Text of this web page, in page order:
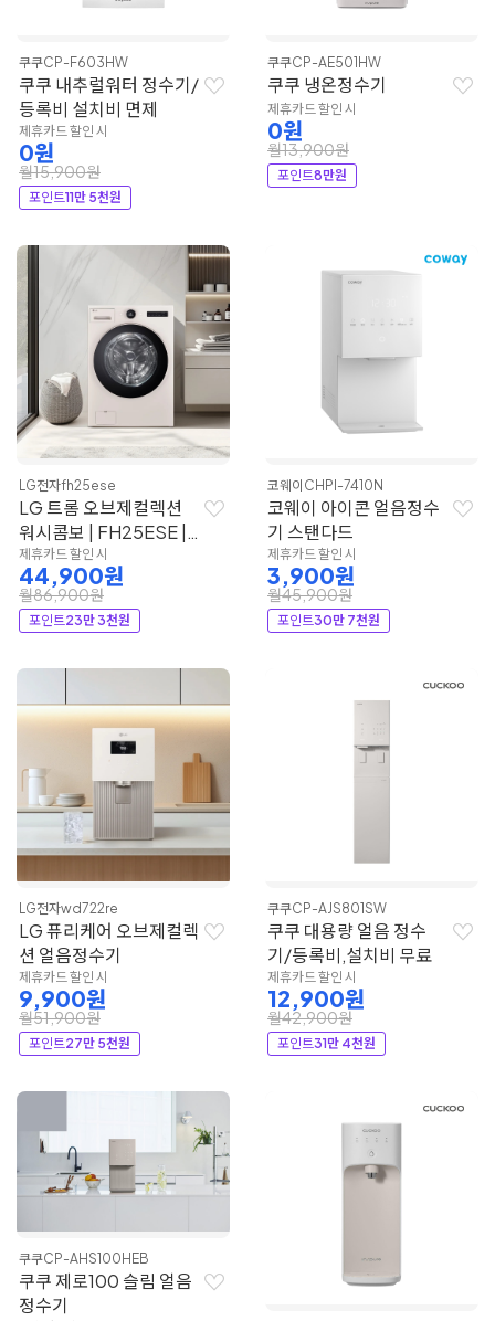
쿠쿠CP-F603HW
쿠쿠 내추럴워터 정수기/
등록비 설치비 면제
제휴카드 할인 시
0원
월15,900원
포인트11만 5천원
쿠쿠CP-AE501HW
쿠쿠 냉온정수기
제휴카드 할인 시
0원
월13,900원
포인트8만원
LG전자fh25ese
LG 트롬 오브제컬렉션
워시콤보 | FH25ESE |
LG전자
제휴카드 할인 시
44,900원
월86,900원
포인트23만 3천원
코웨이 CHPI-7410N
코웨이 아이콘 얼음정수
기 스탠다드
제휴카드 할인 시
3,900원
월45,900원
포인트30만 7천원
LG전자wd722re
LG 퓨리케어 오브제컬렉
션 얼음정수기
제휴카드 할인 시
9,900원
월51,900원
포인트27만 5천원
쿠쿠CP-AJS801SW
쿠쿠 대용량 얼음 정수
기/등록비,설치비 무료
제휴카드 할인 시
12,900원
월42,900원
포인트31만 4천원
쿠쿠CP-AHS100HEB
쿠쿠 제로100 슬림 얼음
정수기